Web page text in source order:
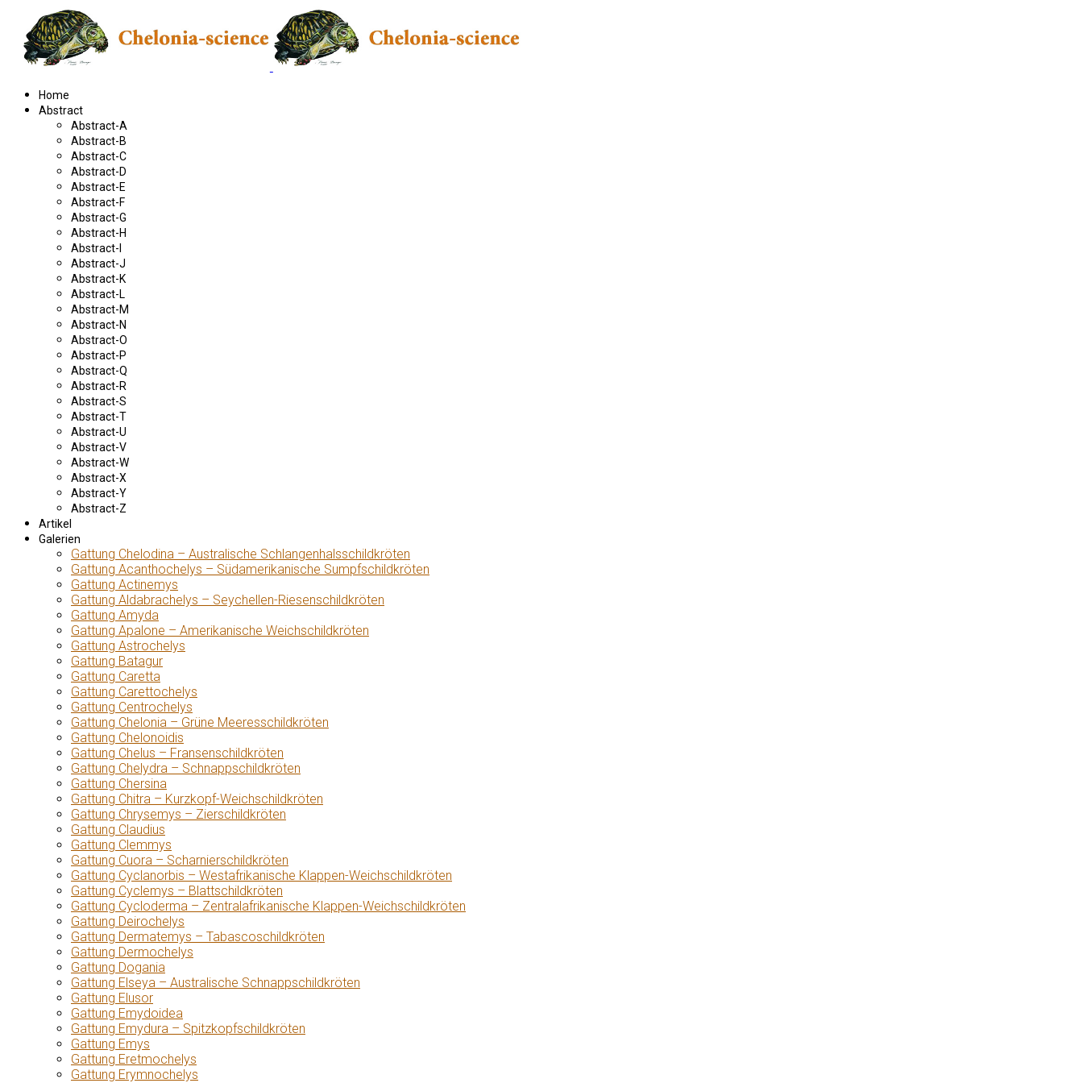
Home
Abstract
Abstract-A
Abstract-B
Abstract-C
Abstract-D
Abstract-E
Abstract-F
Abstract-G
Abstract-H
Abstract-I
Abstract-J
Abstract-K
Abstract-L
Abstract-M
Abstract-N
Abstract-O
Abstract-P
Abstract-Q
Abstract-R
Abstract-S
Abstract-T
Abstract-U
Abstract-V
Abstract-W
Abstract-X
Abstract-Y
Abstract-Z
Artikel
Galerien
Gattung Chelodina – Australische Schlangenhalsschildkröten
Gattung Acanthochelys – Südamerikanische Sumpfschildkröten
Gattung Actinemys
Gattung Aldabrachelys – Seychellen-Riesenschildkröten
Gattung Amyda
Gattung Apalone – Amerikanische Weichschildkröten
Gattung Astrochelys
Gattung Batagur
Gattung Caretta
Gattung Carettochelys
Gattung Centrochelys
Gattung Chelonia – Grüne Meeresschildkröten
Gattung Chelonoidis
Gattung Chelus – Fransenschildkröten
Gattung Chelydra – Schnappschildkröten
Gattung Chersina
Gattung Chitra – Kurzkopf-Weichschildkröten
Gattung Chrysemys – Zierschildkröten
Gattung Claudius
Gattung Clemmys
Gattung Cuora – Scharnierschildkröten
Gattung Cyclanorbis – Westafrikanische Klappen-Weichschildkröten
Gattung Cyclemys – Blattschildkröten
Gattung Cycloderma – Zentralafrikanische Klappen-Weichschildkröten
Gattung Deirochelys
Gattung Dermatemys – Tabascoschildkröten
Gattung Dermochelys
Gattung Dogania
Gattung Elseya – Australische Schnappschildkröten
Gattung Elusor
Gattung Emydoidea
Gattung Emydura – Spitzkopfschildkröten
Gattung Emys
Gattung Eretmochelys
Gattung Erymnochelys